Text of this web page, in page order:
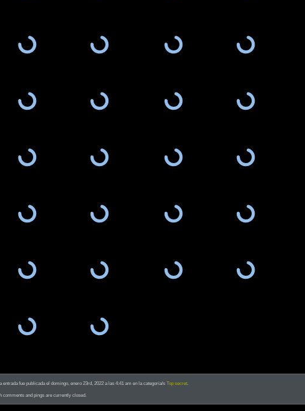
entrada fue publicada el domingo, enero 23rd, 2022 a las 4:41 am en la categoria/s Top secret
comments and pings are currently closed.